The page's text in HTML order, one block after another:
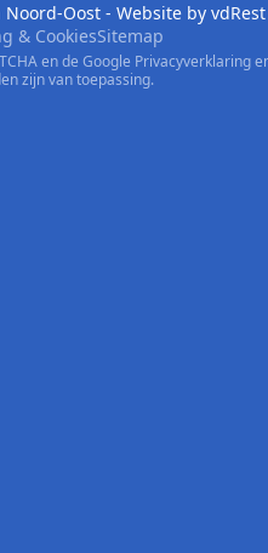
Oost - Website by vdRest
& CookiesSitemap
en de Google Privacyverklaring
zijn van toepassing.